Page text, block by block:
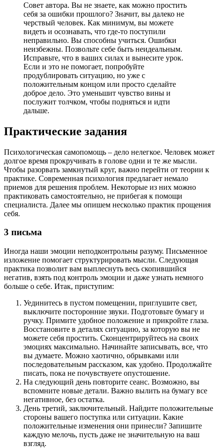
Совет автора. Вы не знаете, как можно простить
себя за ошибки прошлого? Значит, вы далеко не
черствый человек. Как минимум, вы можете
видеть и осознавать, что где-то поступили
неправильно. Вы способны учиться. Ошибки
неизбежны. Позвольте себе быть неидеальным.
Исправьте, что в ваших силах и вынесите урок.
Если и это не помогает, попробуйте
продублировать ситуацию, но уже с
положительным концом или просто сделайте
доброе дело. Это уменьшит чувство вины и
послужит толчком, чтобы подняться и идти
дальше.
Практические задания
Психологическая самопомощь – дело нелегкое. Человек может
долгое время прокручивать в голове одни и те же мысли.
Чтобы разорвать замкнутый круг, важно перейти от теории к
практике. Современная психология предлагает немало
приемов для решения проблем. Некоторые из них можно
практиковать самостоятельно, не прибегая к помощи
специалиста. Далее мы опишем несколько практик прощения
себя.
3 письма
Иногда наши эмоции неподконтрольны разуму. Письменное
изложение помогает структурировать мысли. Следующая
практика позволит вам выплеснуть весь скопившийся
негатив, взять под контроль эмоции и даже узнать немного
больше о себе. Итак, приступим:
Уединитесь в пустом помещении, приглушите свет,
выключите посторонние звуки. Подготовьте бумагу и
ручку. Примите удобное положение и прикройте глаза.
Восстановите в деталях ситуацию, за которую вы не
можете себя простить. Сконцентрируйтесь на своих
эмоциях максимально. Начинайте записывать, все, что
вы думаете. Можно хаотично, обрывками или
последовательным рассказом, как удобно. Продолжайте
писать, пока не почувствуете опустошение.
На следующий день повторите сеанс. Возможно, вы
вспомните новые детали. Важно вылить на бумагу все
негативное, без остатка.
День третий, заключительный. Найдите положительные
стороны вашего поступка или ситуации. Какие
положительные изменения они принесли? Запишите
каждую мелочь, пусть даже не значительную на ваш
взгляд.